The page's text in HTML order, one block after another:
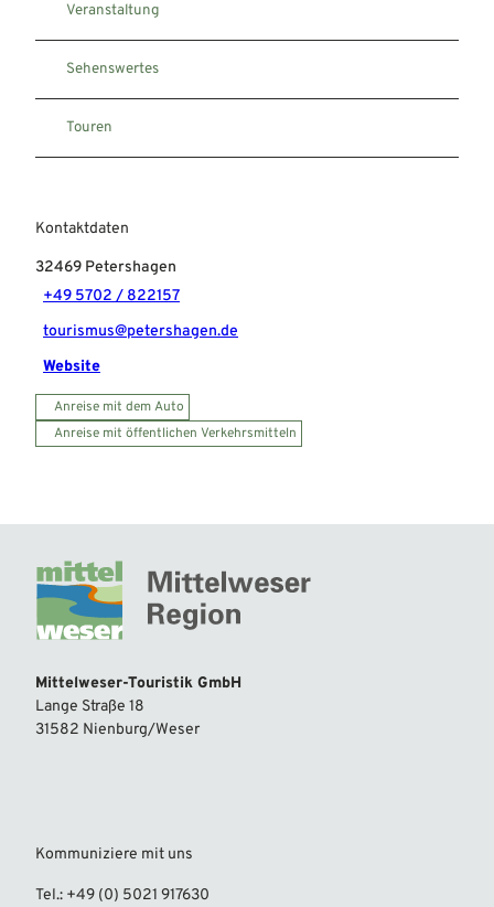
Veranstaltung
Sehenswertes
Touren
Kontaktdaten
32469 Petershagen
+49 5702 / 822157
tourismus@petershagen.de
Website
Anreise mit dem Auto
Anreise mit öffentlichen Verkehrsmitteln
Mittelweser-Touristik GmbH
Lange Straße 18
31582 Nienburg/Weser
Kommuniziere mit uns
Tel.: +49 (0) 5021 917630